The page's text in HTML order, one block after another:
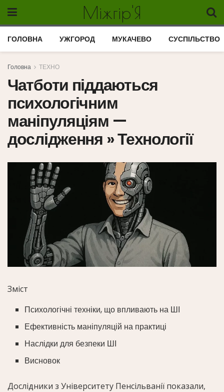
Міжгір'Я
ГОЛОВНА УЖГОРОД МУКАЧЕВО СУСПІЛЬСТВО
Головна ТЕХНО
Чатботи піддаються
психологічним
маніпуляціям —
дослідження » Технології
Зміст
Психологічні техніки, що впливають на ШІ
Ефективність маніпуляцій на практиці
Наслідки для безпеки ШІ
Висновок
Дослідники з Університету Пенсільванії показали,